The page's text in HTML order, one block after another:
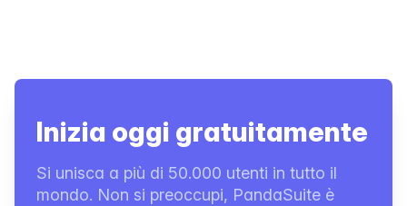
Inizia oggi gratuitamente
Si unisca a più di 50.000 utenti in tutto il
mondo. Non si preoccupi, PandaSuite è